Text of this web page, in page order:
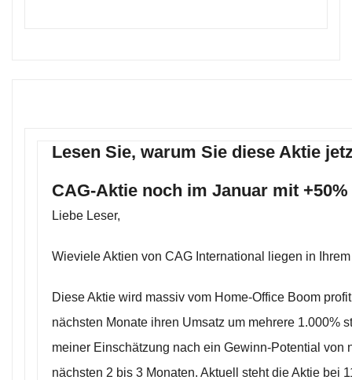
Lesen Sie, warum Sie diese Aktie
CAG-Aktie noch im Januar mit
Liebe Leser,
Wieviele Aktien von CAG International liegen in
Diese Aktie wird massiv vom Home-Office Boom
nächsten Monate ihren Umsatz um mehrere 1.000%
meiner Einschätzung nach ein Gewinn-Potential von
nächsten 2 bis 3 Monaten. Aktuell steht die Aktie bei